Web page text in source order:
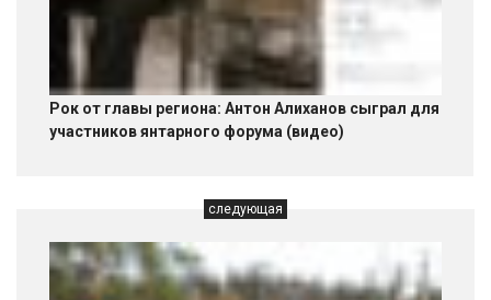
Рок от главы региона: Антон Алиханов сыграл для
участников янтарного форума (видео)
следующая